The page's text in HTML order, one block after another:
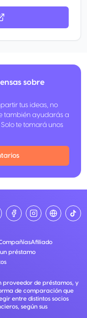
sobre
tus ideas, no
también ayudarás a
te tomará unos
Afiliado
préstamo
proveedor de préstamos, y
de comparación que
entre distintos socios
según sus